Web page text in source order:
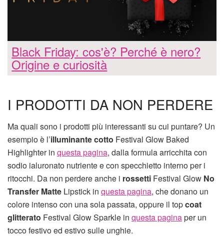
Black Friday: cos'è? Perché è nero?
Origine e curiosità
I PRODOTTI DA NON PERDERE
Ma quali sono i prodotti più interessanti su cui puntare? Un
esempio è l’illuminante cotto Festival Glow Baked
Highlighter in questa pagina, dalla formula arricchita con
sodio ialuronato nutriente e con specchietto interno per i
ritocchi. Da non perdere anche i rossetti Festival Glow No
Transfer Matte Lipstick in questa pagina, che donano un
colore intenso con una sola passata, oppure il topcoat
glitterato Festival Glow Sparkle in questa paginaper un
tocco festivo ed estivo sulle unghie.